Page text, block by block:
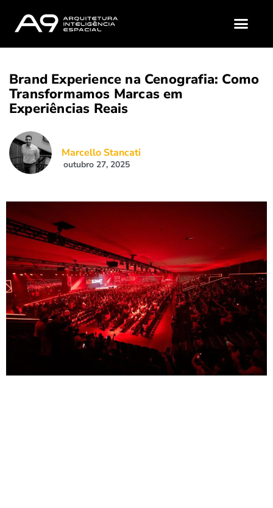
Brand Experience na Cenografia: Como
Transformamos Marcas em
Experiências Reais
Marcello Stancati
outubro 27, 2025